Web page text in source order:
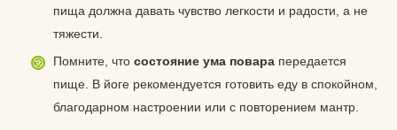
пища должна давать чувство легкости и радости, а не
тяжести.
Помните, что состояние ума повара передается
пище. В йоге рекомендуется готовить еду в спокойном,
благодарном настроении или с повторением мантр.